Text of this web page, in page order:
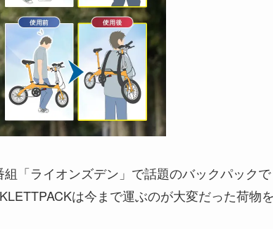
「ライオンズデン」で話題のバックパックで
は今まで運ぶのが大変だった荷物